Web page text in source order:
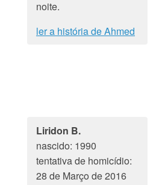
noite.
ler a história de Ahmed
Liridon B.
nascido: 1990
tentativa de homicídio:
28 de Março de 2016